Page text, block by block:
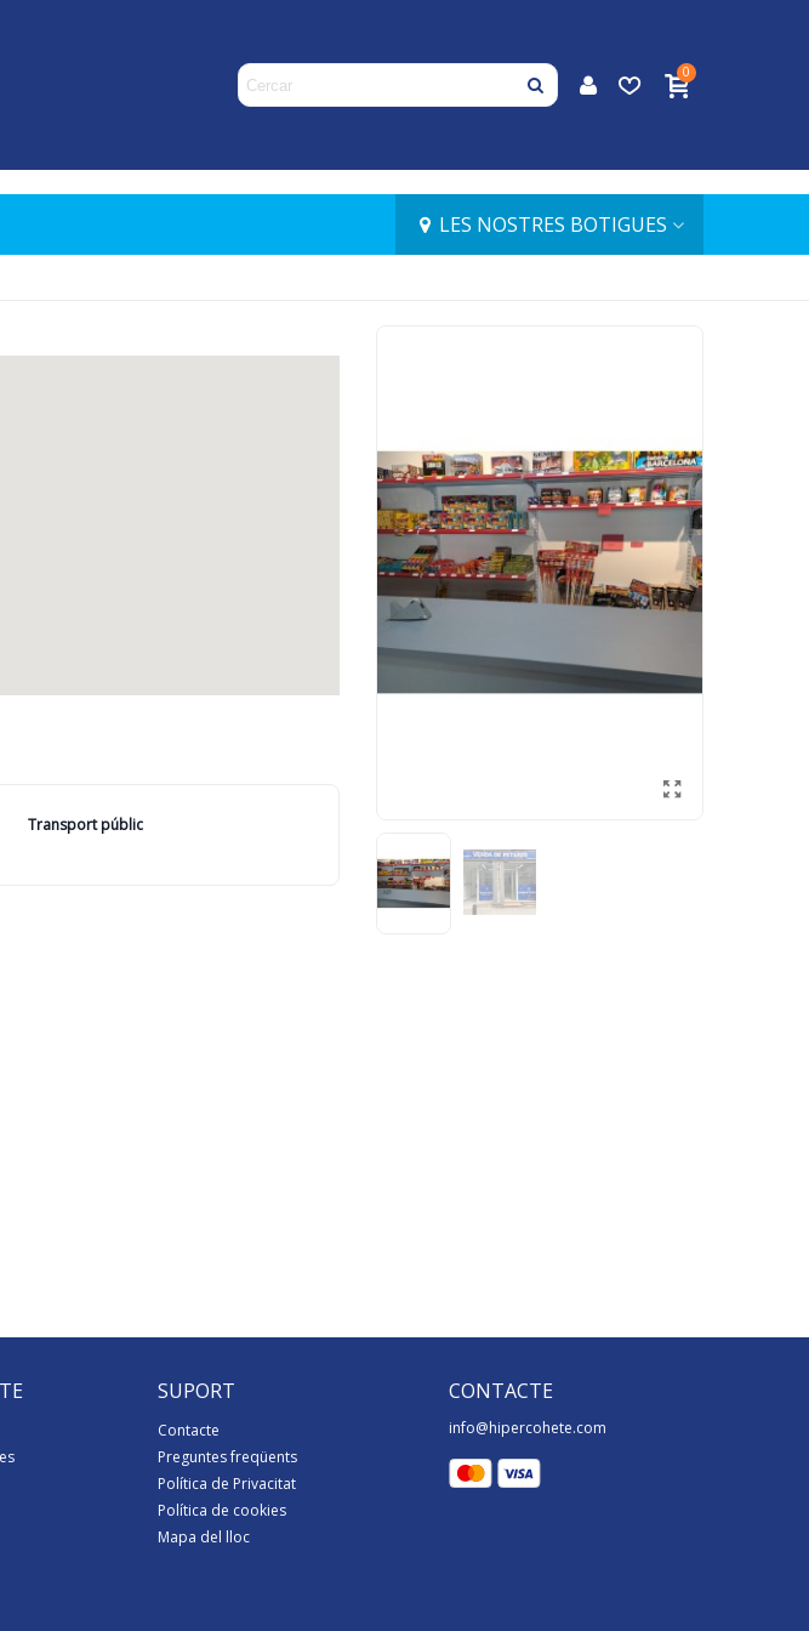
0
LES NOSTRES BOTIGUES
Transport públic
SUPORT
Contacte
Preguntes freqüents
Política de Privacitat
Política de cookies
Mapa del lloc
CONTACTE
info@hipercohete.com